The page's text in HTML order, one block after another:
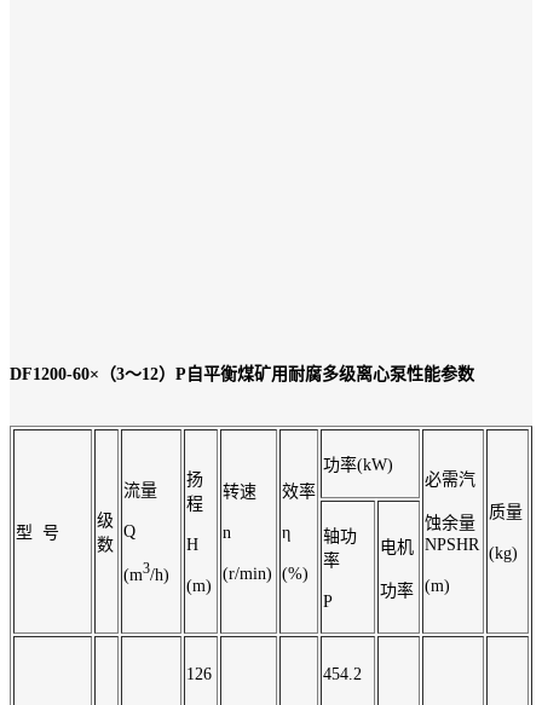
DF1200-60×（3～12）P自平衡煤矿用耐腐多级离心泵性能参数
型 号
级
数
流量
Q
(m3/h)
扬
程
H
(m)
转速
n
(r/min)
效率
η
(%)
功率(kW)
必需汽
蚀余量
NPSHR
(m)
质量
(kg)
轴功
率
P
电机
功率
126 454.2